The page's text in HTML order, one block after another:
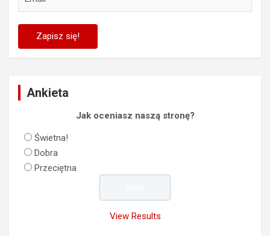
Ankieta
Jak oceniasz naszą stronę?
Świetna!
Dobra
Przeciętna
View Results